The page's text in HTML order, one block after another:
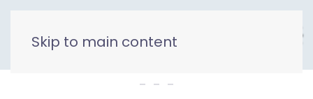
Skip to main content